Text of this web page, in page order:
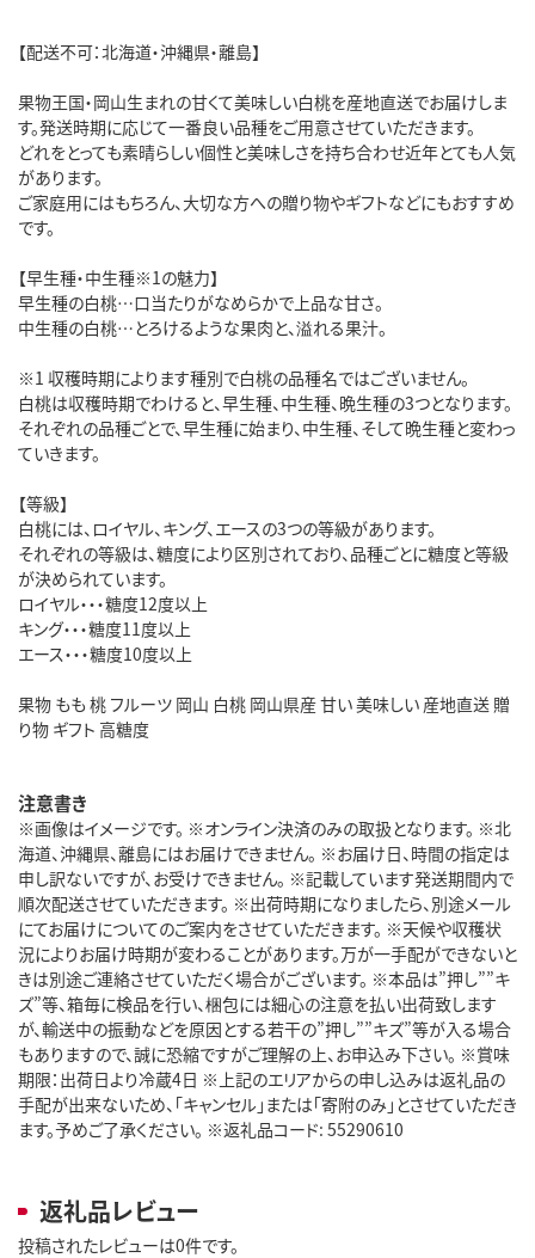
【配送不可：北海道・沖縄県・離島】
果物王国・岡山生まれの甘くて美味しい白桃を産地直送でお届けしま
す。発送時期に応じて一番良い品種をご用意させていただきます。
どれをとっても素晴らしい個性と美味しさを持ち合わせ近年とても人気
があります。
ご家庭用にはもちろん、大切な方への贈り物やギフトなどにもおすすめ
です。
【早生種・中生種※1の魅力】
早生種の白桃…口当たりがなめらかで上品な甘さ。
中生種の白桃…とろけるような果肉と、溢れる果汁。
※1 収穫時期によります種別で白桃の品種名ではございません。
白桃は収穫時期でわけると、早生種、中生種、晩生種の3つとなります。
それぞれの品種ごとで、早生種に始まり、中生種、そして晩生種と変わっ
ていきます。
【等級】
白桃には、ロイヤル、キング、エースの3つの等級があります。
それぞれの等級は、糖度により区別されており、品種ごとに糖度と等級
が決められています。
ロイヤル・・・糖度12度以上
キング・・・糖度11度以上
エース・・・糖度10度以上
果物 もも 桃 フルーツ 岡山 白桃 岡山県産 甘い 美味しい 産地直送 贈
り物 ギフト 高糖度
注意書き
※画像はイメージです。 ※オンライン決済のみの取扱となります。 ※北
海道、沖縄県、離島にはお届けできません。 ※お届け日、時間の指定は
申し訳ないですが、お受けできません。 ※記載しています発送期間内で
順次配送させていただきます。 ※出荷時期になりましたら、別途メール
にてお届けについてのご案内をさせていただきます。 ※天候や収穫状
況によりお届け時期が変わることがあります。万が一手配ができないと
きは別途ご連絡させていただく場合がございます。 ※本品は”押し””キ
ズ”等、箱毎に検品を行い、梱包には細心の注意を払い出荷致します
が、輸送中の振動などを原因とする若干の”押し””キズ”等が入る場合
もありますので、誠に恐縮ですがご理解の上、お申込み下さい。 ※賞味
期限：出荷日より冷蔵4日 ※上記のエリアからの申し込みは返礼品の
手配が出来ないため、「キャンセル」または「寄附のみ」とさせていただき
ます。予めご了承ください。 ※返礼品コード: 55290610
返礼品レビュー
投稿されたレビューは0件です。